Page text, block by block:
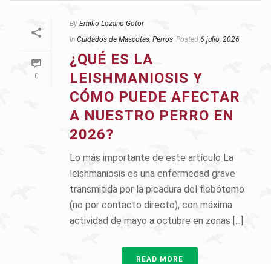
0
By Emilio Lozano-Gotor
In Cuidados de Mascotas Perros Posted 6 julio, 2026
¿QUÉ ES LA
LEISHMANIOSIS Y
CÓMO PUEDE AFECTAR
A NUESTRO PERRO EN
2026?
Lo más importante de este artículo La
leishmaniosis es una enfermedad grave
transmitida por la picadura del flebótomo
(no por contacto directo), con máxima
actividad de mayo a octubre en zonas [...]
READ MORE